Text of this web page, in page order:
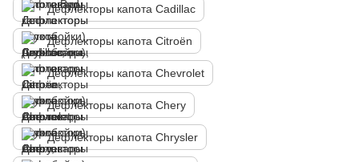
Дефлекторы капота Cadillac
Дефлекторы капота Citroën
Дефлекторы капота Chevrolet
Дефлекторы капота Chery
Дефлекторы капота Chrysler